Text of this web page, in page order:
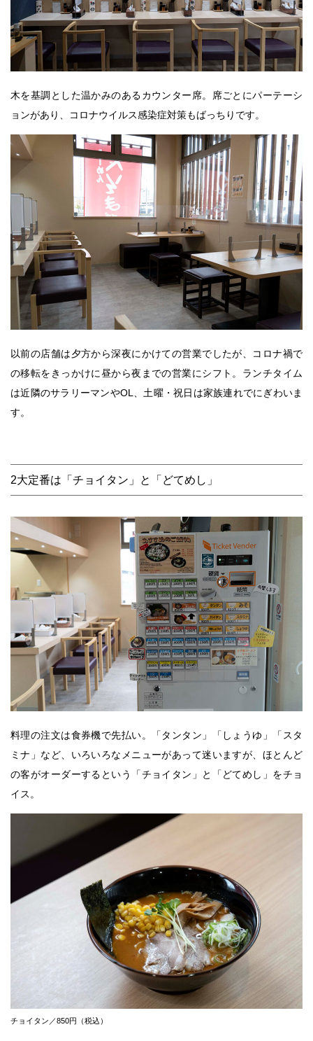
木を基調とした温かみのあるカウンター席。席ごとにパーテーシ
ョンがあり、コロナウイルス感染症対策もばっちりです。
以前の店舗は夕方から深夜にかけての営業でしたが、コロナ禍で
の移転をきっかけに昼から夜までの営業にシフト。ランチタイム
は近隣のサラリーマンやOL、土曜・祝日は家族連れでにぎわいま
す。
2大定番は「チョイタン」と「どてめし」
料理の注文は食券機で先払い。「タンタン」「しょうゆ」「スタ
ミナ」など、いろいろなメニューがあって迷いますが、ほとんど
の客がオーダーするという「チョイタン」と「どてめし」をチョ
イス。
チョイタン／850円（税込）